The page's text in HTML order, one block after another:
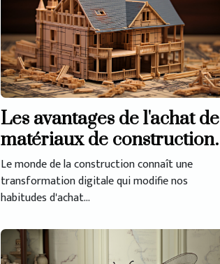
Les avantages de l'achat de
matériaux de construction
en ligne
Le monde de la construction connaît une
transformation digitale qui modifie nos
habitudes d'achat...